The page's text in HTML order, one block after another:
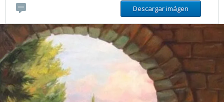
Descargar imágen